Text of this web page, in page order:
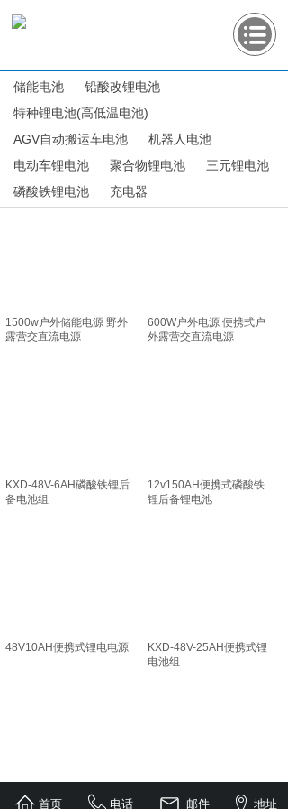
储能电池
铅酸改锂电池
特种锂电池(高低温电池)
AGV自动搬运车电池
机器人电池
电动车锂电池
聚合物锂电池
三元锂电池
磷酸铁锂电池
充电器
1500w户外储能电源 野外
露营交直流电源
600W户外电源 便携式户
外露营交直流电源
KXD-48V-6AH磷酸铁锂后
备电池组
12v150AH便携式磷酸铁
锂后备锂电池
48V10AH便携式锂电电源
KXD-48V-25AH便携式锂
电池组
首页 电话 邮件 地址